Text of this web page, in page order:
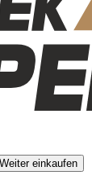
Weiter einkaufen